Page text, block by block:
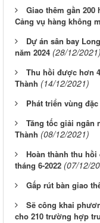
Giao thêm gần 200
Cảng vụ hàng không
Dự án sân bay
năm 2024 (28/12/2021)
Thu hồi được hơn
Thành (14/12/2021)
Phát triển vùng
Tăng tốc giải ngân
Thành (08/12/2021)
Hoàn thành thu
tháng 6-2022 (07/12/
Gấp rút bàn giao
Sẽ công khai
cho 210 trường hợp